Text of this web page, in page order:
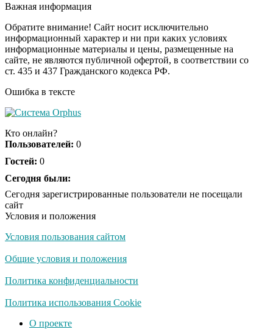
не раз
i
Ролик из Омска: вы
будете смеяться долго
Королева вагона
Важная информация
Обратите внимание! Сайт носит исключительно
информационный характер и ни при каких условиях
информационные материалы и цены, размещенные на
сайте, не являются публичной офертой, в соответствии со
ст. 435 и 437 Гражданского кодекса РФ.
Ошибка в тексте
Кто онлайн?
Пользователей: 0
Гостей: 0
Сегодня были:
Сегодня зарегистрированные пользователи не посещали
сайт
Условия и положения
Условия пользования сайтом
Общие условия и положения
Политика конфиденциальности
Политика использования Cookie
О проекте